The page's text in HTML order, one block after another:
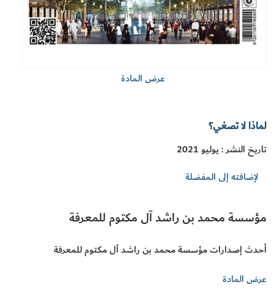
عرض المادة
لماذا لا تصغي؟
تاريخ النشر : يوليو 2021
لإضافته إلى المفضلة
مؤسسة محمد بن راشد آل مكتوم للمعرفة
أحدث إصدارات مؤسسة محمد بن راشد آل مكتوم للمعرفة
عرض المادة